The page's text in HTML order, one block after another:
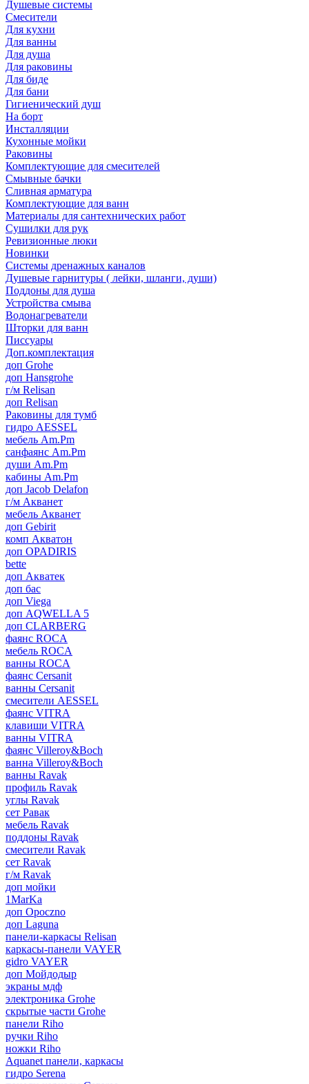
Душевые системы
Смесители
Для кухни
Для ванны
Для душа
Для раковины
Для биде
Для бани
Гигиенический душ
На борт
Инсталляции
Кухонные мойки
Раковины
Комплектующие для смесителей
Смывные бачки
Сливная арматура
Комплектующие для ванн
Материалы для сантехнических работ
Сушилки для рук
Ревизионные люки
Новинки
Системы дренажных каналов
Душевые гарнитуры ( лейки, шланги, души)
Поддоны для душа
Устройства смыва
Водонагреватели
Шторки для ванн
Писсуары
Доп.комплектация
доп Grohe
доп Hansgrohe
г/м Relisan
доп Relisan
Раковины для тумб
гидро AESSEL
мебель Am.Pm
санфаянс Am.Pm
души Am.Pm
кабины Am.Pm
доп Jacob Delafon
г/м Акванет
мебель Акванет
доп Gebirit
комп Акватон
доп OPADIRIS
bette
доп Акватек
доп бас
доп Viega
доп AQWELLA 5
доп CLARBERG
фаянс ROCA
мебель ROCA
ванны ROCA
фаянс Cersanit
ванны Cersanit
смесители AESSEL
фаянс VITRA
клавиши VITRA
ванны VITRA
фаянс Villeroy&Boch
ванна Villeroy&Boch
ванны Ravak
профиль Ravak
углы Ravak
сет Равак
мебель Ravak
поддоны Ravak
смесители Ravak
сет Ravak
г/м Ravak
доп мойки
1MarKa
доп Opoczno
доп Laguna
панели-каркасы Relisan
каркасы-панели VAYER
gidro VAYER
доп Мойдодыр
экраны мдф
электроника Grohe
скрытые части Grohe
панели Riho
ручки Riho
ножки Riho
Aquanet панели, каркасы
гидро Serena